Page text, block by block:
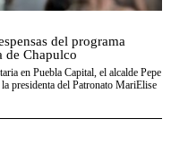
del programa
de Chapulco
en Puebla Capital, el alcalde Pepe
presidenta del Patronato MariElise